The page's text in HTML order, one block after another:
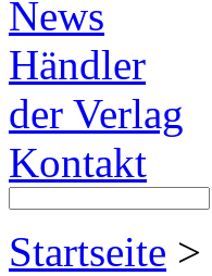
News
Händler
der Verlag
Kontakt
Startseite >